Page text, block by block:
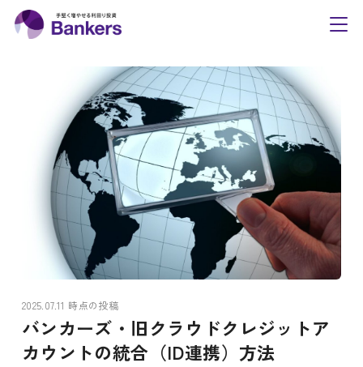
Bankers(バンカーズ) |
2025.07.11 時点の投稿
バンカーズ・旧クラウドクレジットア
カウントの統合（ID連携）方法